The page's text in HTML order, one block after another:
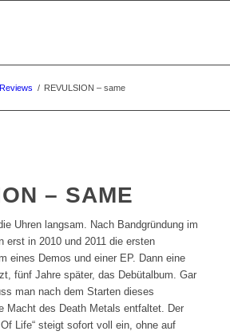
Reviews / REVULSION – same
– SAME
Uhren langsam. Nach Bandgründung im
erst in 2010 und 2011 die ersten
eines Demos und einer EP. Dann eine
fünf Jahre später, das Debütalbum. Gar
man nach dem Starten dieses
Macht des Death Metals entfaltet. Der
Life“ steigt sofort voll ein, ohne auf